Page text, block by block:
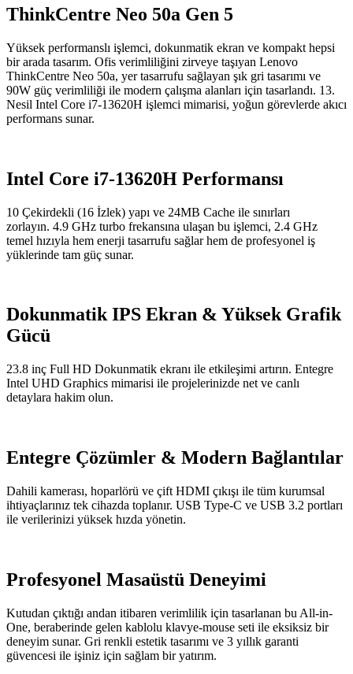
ThinkCentre Neo 50a Gen 5
Yüksek performanslı işlemci, dokunmatik ekran ve kompakt hepsi
bir arada tasarım. Ofis verimliliğini zirveye taşıyan Lenovo
ThinkCentre Neo 50a, yer tasarrufu sağlayan şık gri tasarımı ve
90W güç verimliliği ile modern çalışma alanları için tasarlandı. 13.
Nesil Intel Core i7-13620H işlemci mimarisi, yoğun görevlerde akıcı
performans sunar.
Intel Core i7-13620H Performansı
10 Çekirdekli (16 İzlek) yapı ve 24MB Cache ile sınırları
zorlayın. 4.9 GHz turbo frekansına ulaşan bu işlemci, 2.4 GHz
temel hızıyla hem enerji tasarrufu sağlar hem de profesyonel iş
yüklerinde tam güç sunar.
Dokunmatik IPS Ekran & Yüksek Grafik
Gücü
23.8 inç Full HD Dokunmatik ekranı ile etkileşimi artırın. Entegre
Intel UHD Graphics mimarisi ile projelerinizde net ve canlı
detaylara hakim olun.
Entegre Çözümler & Modern Bağlantılar
Dahili kamerası, hoparlörü ve çift HDMI çıkışı ile tüm kurumsal
ihtiyaçlarınız tek cihazda toplanır. USB Type-C ve USB 3.2 portları
ile verilerinizi yüksek hızda yönetin.
Profesyonel Masaüstü Deneyimi
Kutudan çıktığı andan itibaren verimlilik için tasarlanan bu All-in-
One, beraberinde gelen kablolu klavye-mouse seti ile eksiksiz bir
deneyim sunar. Gri renkli estetik tasarımı ve 3 yıllık garanti
güvencesi ile işiniz için sağlam bir yatırım.